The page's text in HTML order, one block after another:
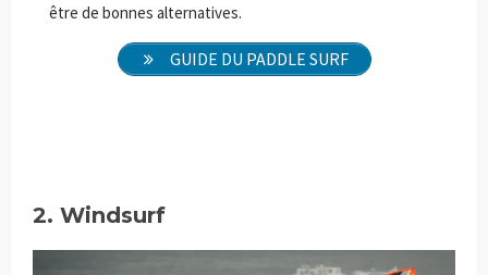
être de bonnes alternatives.
GUIDE DU PADDLE SURF
2. Windsurf